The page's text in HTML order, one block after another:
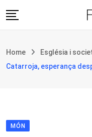
to
Filosofia i teologia
Botiga
Home Església i
Catarroja, esperança
MÓN